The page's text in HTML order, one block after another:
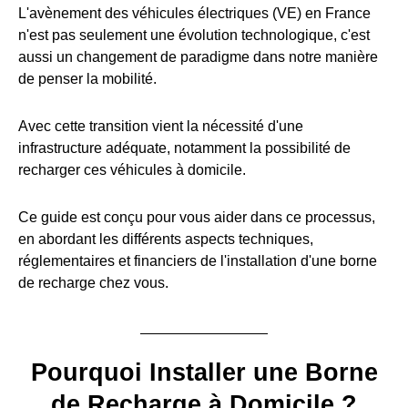
L'avènement des véhicules électriques (VE) en France
n'est pas seulement une évolution technologique, c'est
aussi un changement de paradigme dans notre manière
de penser la mobilité.
Avec cette transition vient la nécessité d'une
infrastructure adéquate, notamment la possibilité de
recharger ces véhicules à domicile.
Ce guide est conçu pour vous aider dans ce processus,
en abordant les différents aspects techniques,
réglementaires et financiers de l'installation d'une borne
de recharge chez vous.
Pourquoi Installer une Borne